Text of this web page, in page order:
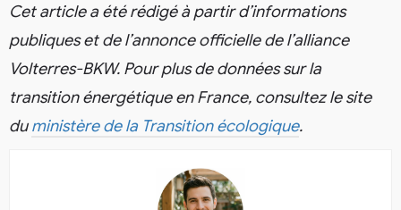
Cet article a été rédigé à partir d’informations
publiques et de l’annonce officielle de l’alliance
Volterres-BKW. Pour plus de données sur la
transition énergétique en France, consultez le site
duministère de la Transition écologique.